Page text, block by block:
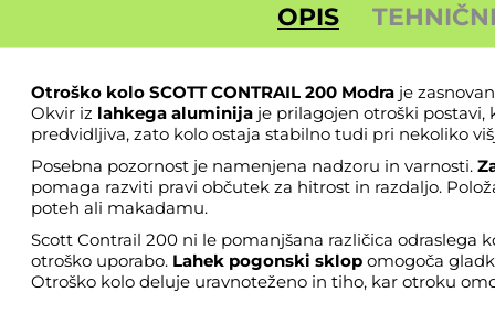
OPIS
Otroško kolo SCOTT CONTRAIL 200 Modraje
Okvir iz lahkega aluminijaje prilagojen otroški postavi,
predvidljiva, zato kolo ostaja stabilno tudi pri nekoliko
Posebna pozornost je namenjena nadzoru in varnosti.
pomaga razviti pravi občutek za hitrost in razdaljo.
poteh ali makadamu.
Scott Contrail 200 ni le pomanjšana različica odraslega
otroško uporabo. Lahek pogonski sklopomogoča
Otroško kolodeluje uravnoteženo in tiho, kar otroku